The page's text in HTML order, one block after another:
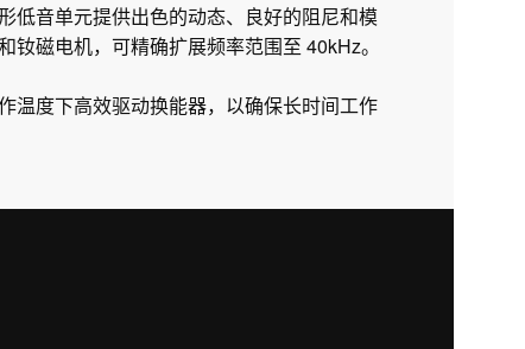
低音单元提供出色的动态、良好的阻尼和模
磁电机，可精确扩展频率范围至 40kHz。
温度下高效驱动换能器，以确保长时间工作